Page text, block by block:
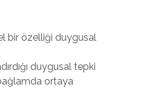
bir özelliği duygusal
duygusal tepki
ortaya